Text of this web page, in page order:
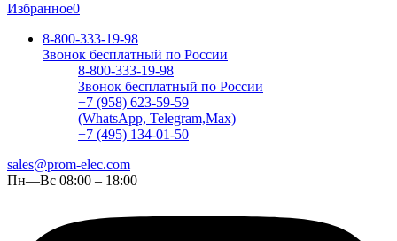
Избранное0
8-800-333-19-98
Звонок бесплатный по России
8-800-333-19-98
Звонок бесплатный по России
+7 (958) 623-59-59
(WhatsApp, Telegram,Max)
+7 (495) 134-01-50
sales@prom-elec.com
Пн—Вс 08:00 – 18:00